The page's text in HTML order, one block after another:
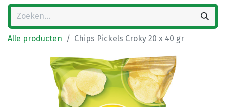
Alle producten Chips Pickels Croky 20 x 40 gr